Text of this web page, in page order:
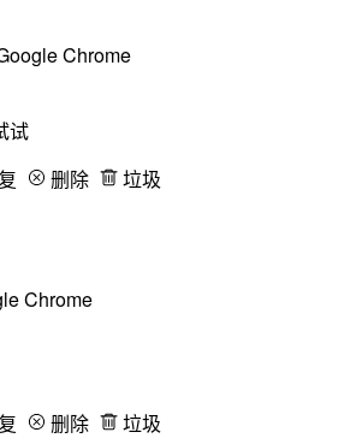
Chrome
试
删除 垃圾
Chrome
删除 垃圾